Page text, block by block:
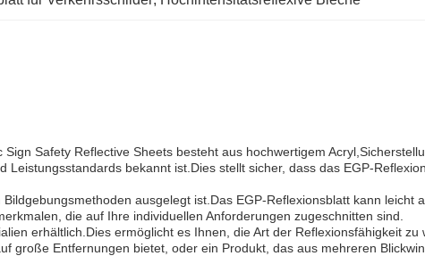
Safety Reflective Sheets besteht aus hochwertigem
bekannt ist.Dies stellt sicher, dass das EGP-
ausgelegt ist.Das EGP-Reflexionsblatt kann leicht
die auf Ihre individuellen Anforderungen zugeschnitten sind.
erhältlich.Dies ermöglicht es Ihnen, die Art der Reflexionsfähigkeit
Entfernungen bietet, oder ein Produkt, das aus mehreren